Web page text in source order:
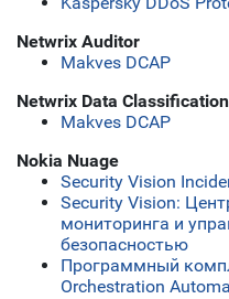
Netwrix Auditor
Makves DCAP
Netwrix Data
Makves DCAP
Nokia Nuage
Security Vision
Security Vision:
мониторинга и
безопасностью
Программный
Orchestration